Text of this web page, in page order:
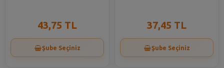
43,75 TL
Şube Seçiniz
37,45 TL
Şube Seçiniz